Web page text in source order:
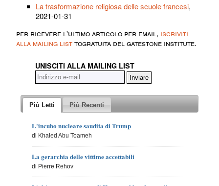
La trasformazione religiosa delle scuole francesi,
2021-01-31
per ricevere l'ultimo articolo per email, iscriviti
alla mailing listtogratuita del gatestone institute.
UNISCITI ALLA MAILING LIST
Più Letti Più Recenti
L'incubo nucleare saudita di Trump
di Khaled Abu Toameh
La gerarchia delle vittime accettabili
di Pierre Rehov